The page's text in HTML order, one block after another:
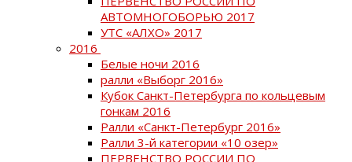
АВТОМНОГОБОРЬЮ 2017
УТС «АЛХО» 2017
2016
Белые ночи 2016
ралли «Выборг 2016»
Кубок Санкт-Петербурга по кольцевым
гонкам 2016
Ралли «Санкт-Петербург 2016»
Ралли 3-й категории «10 озер»
ПЕРВЕНСТВО РОССИИ ПО